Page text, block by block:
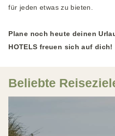
für jeden etwas zu bieten.
Plane noch heute deinen
HOTELS freuen sich auf dich!
Beliebte